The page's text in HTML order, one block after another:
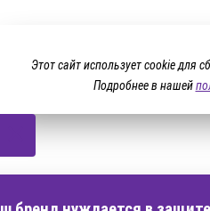
Этот сайт использует cookie для
Подробнее в нашей